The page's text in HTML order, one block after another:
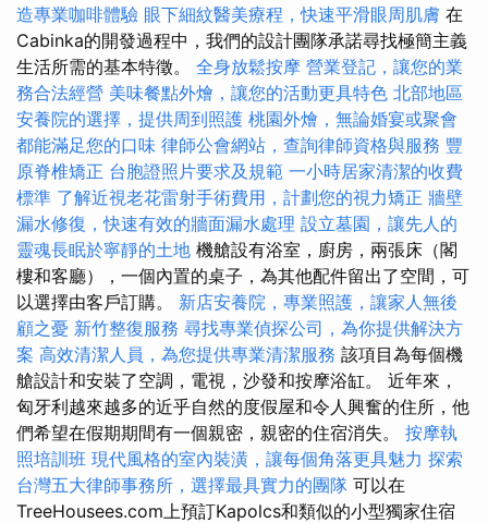
造專業咖啡體驗 眼下細紋醫美療程，快速平滑眼周肌膚 在
Cabinka的開發過程中，我們的設計團隊承諾尋找極簡主義
生活所需的基本特徵。 全身放鬆按摩 營業登記，讓您的業
務合法經營 美味餐點外燴，讓您的活動更具特色 北部地區
安養院的選擇，提供周到照護 桃園外燴，無論婚宴或聚會
都能滿足您的口味 律師公會網站，查詢律師資格與服務 豐
原脊椎矯正 台胞證照片要求及規範 一小時居家清潔的收費
標準 了解近視老花雷射手術費用，計劃您的視力矯正 牆壁
漏水修復，快速有效的牆面漏水處理 設立墓園，讓先人的
靈魂長眠於寧靜的土地 機艙設有浴室，廚房，兩張床（閣
樓和客廳），一個內置的桌子，為其他配件留出了空間，可
以選擇由客戶訂購。 新店安養院，專業照護，讓家人無後
顧之憂 新竹整復服務 尋找專業偵探公司，為你提供解決方
案 高效清潔人員，為您提供專業清潔服務 該項目為每個機
艙設計和安裝了空調，電視，沙發和按摩浴缸。 近年來，
匈牙利越來越多的近乎自然的度假屋和令人興奮的住所，他
們希望在假期期間有一個親密，親密的住宿消失。 按摩執
照培訓班 現代風格的室內裝潢，讓每個角落更具魅力 探索
台灣五大律師事務所，選擇最具實力的團隊 可以在
TreeHousees.com上預訂Kapolcs和類似的小型獨家住宿